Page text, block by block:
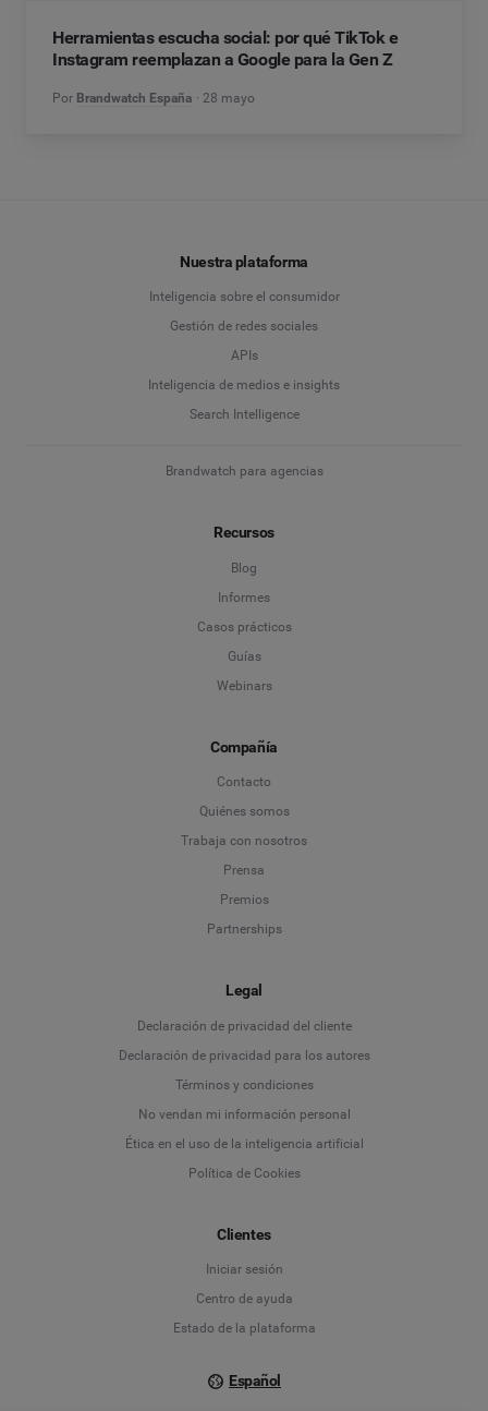
Herramientas escucha social: por qué TikTok e
Instagram reemplazan a Google para la Gen Z
Por Brandwatch España 28 mayo
Nuestra plataforma
Inteligencia sobre el consumidor
Gestión de redes sociales
APIs
Inteligencia de medios e insights
Search Intelligence
Brandwatch para agencias
Recursos
Blog
Informes
Casos prácticos
Guías
Webinars
Compañía
Contacto
Quiénes somos
Trabaja con nosotros
Prensa
Premios
Partnerships
Legal
Declaración de privacidad del cliente
Declaración de privacidad para los autores
Términos y condiciones
No vendan mi información personal
Ética en el uso de la inteligencia artificial
Política de Cookies
Clientes
Iniciar sesión
Centro de ayuda
Estado de la plataforma
Español